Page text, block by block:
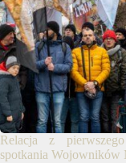
Relacja z
spotkania Wojowników